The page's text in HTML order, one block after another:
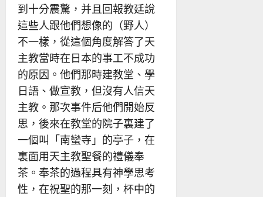
到十分震驚，并且回報教廷說
這些人跟他們想像的（野人）
不一樣，從這個角度解答了天
主教當時在日本的事工不成功
的原因。他們那時建教堂、學
日語、做宣教，但沒有人信天
主教。那次事件后他們開始反
思，後來在教堂的院子裏建了
一個叫「南蠻寺」的亭子，在
裏面用天主教聖餐的禮儀奉
茶。奉茶的過程具有神學思考
性，在祝聖的那一刻，杯中的